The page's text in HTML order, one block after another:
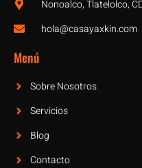
Nonoalco, Tlatelolco,
hola@casayaxkin.com
Menú
Sobre Nosotros
Servicios
Blog
Contacto